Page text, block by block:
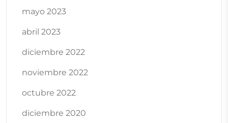
mayo 2023
abril 2023
diciembre 2022
noviembre 2022
octubre 2022
diciembre 2020